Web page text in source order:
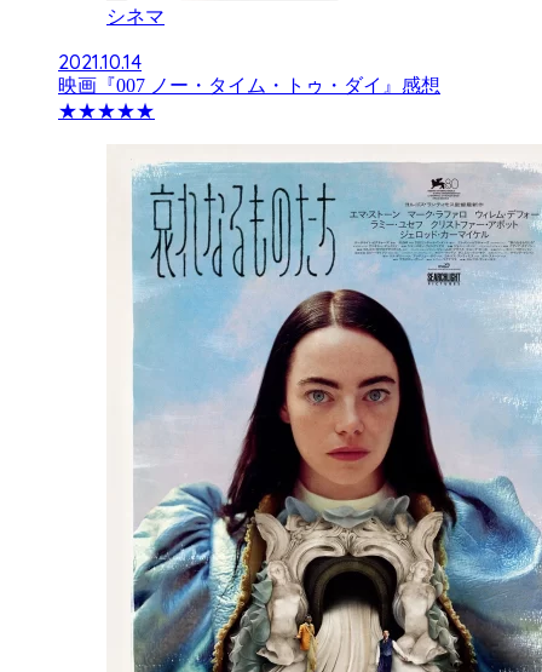
シネマ
2021.10.14
映画『007 ノー・タイム・トゥ・ダイ』感想
★★★★★